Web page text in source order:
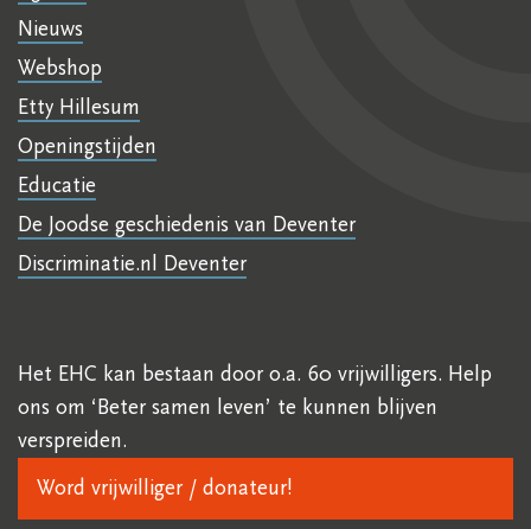
Nieuws
Webshop
Etty Hillesum
Openingstijden
Educatie
De Joodse geschiedenis van Deventer
Discriminatie.nl Deventer
Het EHC kan bestaan door o.a. 60 vrijwilligers. Help
ons om ‘Beter samen leven’ te kunnen blijven
verspreiden.
Word vrijwilliger / donateur!